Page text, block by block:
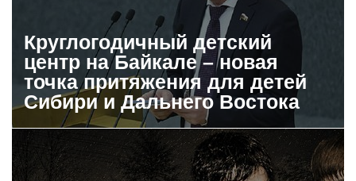
Круглогодичный детский
центр на Байкале – новая
точка притяжения для детей
Сибири и Дальнего Востока